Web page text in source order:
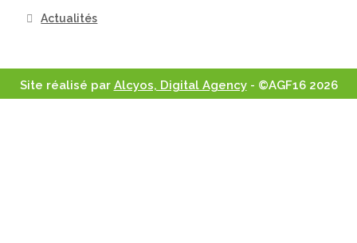
Actualités
Site réalisé par Alcyos, Digital Agency- ©AGF16 2026